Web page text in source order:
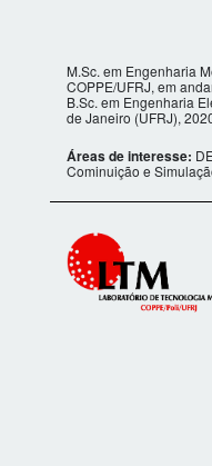
M.Sc. em Engenharia
COPPE/UFRJ, em
B.Sc. em Engenharia
de Janeiro (UFRJ),
Áreas de interesse:
Cominuição e